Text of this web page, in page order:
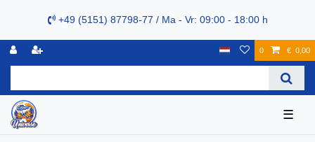
+49 (5151) 87798-77 / Ma - Vr: 09:00 - 18:00 h
0 € 0,00
☰